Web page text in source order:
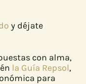
y déjate
con alma,
la Guía Repsol,
para